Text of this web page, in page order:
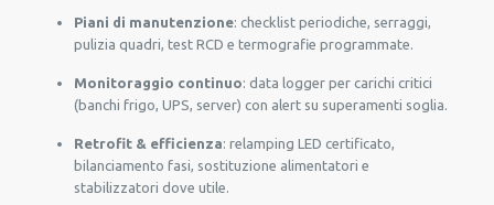
Piani di manutenzione: checklist periodiche, serraggi,
pulizia quadri, test RCD e termografie programmate.
Monitoraggio continuo: data logger per carichi critici
(banchi frigo, UPS, server) con alert su superamenti soglia.
Retrofit & efficienza: relamping LED certificato,
bilanciamento fasi, sostituzione alimentatori e
stabilizzatori dove utile.